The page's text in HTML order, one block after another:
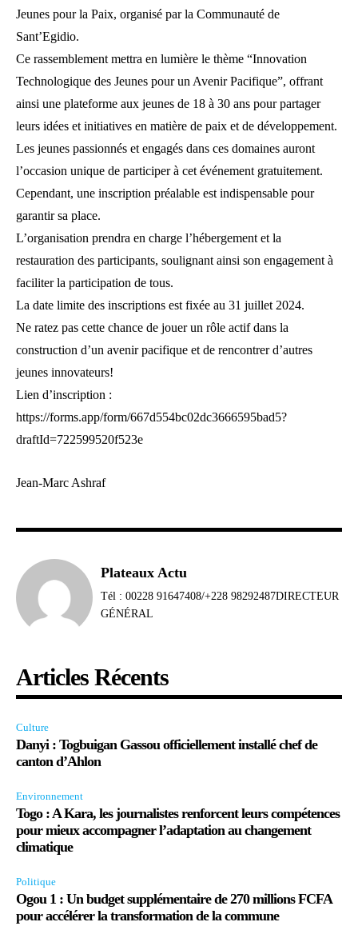
Jeunes pour la Paix, organisé par la Communauté de
Sant’Egidio.
Ce rassemblement mettra en lumière le thème “Innovation
Technologique des Jeunes pour un Avenir Pacifique”, offrant
ainsi une plateforme aux jeunes de 18 à 30 ans pour partager
leurs idées et initiatives en matière de paix et de développement.
Les jeunes passionnés et engagés dans ces domaines auront
l’occasion unique de participer à cet événement gratuitement.
Cependant, une inscription préalable est indispensable pour
garantir sa place.
L’organisation prendra en charge l’hébergement et la
restauration des participants, soulignant ainsi son engagement à
faciliter la participation de tous.
La date limite des inscriptions est fixée au 31 juillet 2024.
Ne ratez pas cette chance de jouer un rôle actif dans la
construction d’un avenir pacifique et de rencontrer d’autres
jeunes innovateurs!
Lien d’inscription :
https://forms.app/form/667d554bc02dc3666595bad5?
draftId=722599520f523e
Jean-Marc Ashraf
Plateaux Actu
Tél : 00228 91647408/+228 98292487DIRECTEUR
GÉNÉRAL
Articles Récents
Culture
Danyi : Togbuigan Gassou officiellement installé chef de
canton d’Ahlon
Environnement
Togo : A Kara, les journalistes renforcent leurs compétences
pour mieux accompagner l’adaptation au changement
climatique
Politique
Ogou 1 : Un budget supplémentaire de 270 millions FCFA
pour accélérer la transformation de la commune